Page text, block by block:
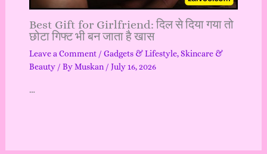
Best Gift for Girlfriend: दिल से दिया गया तो
छोटा गिफ्ट भी बन जाता है खास
Leave a Comment / Gadgets & Lifestyle,Skincare &
Beauty/ ByMuskan / July 16, 2026
…